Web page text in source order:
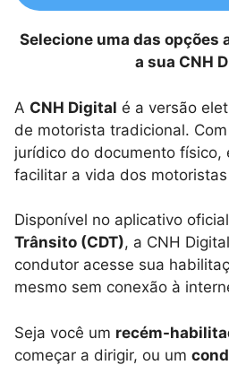
Selecione uma das opções
a sua CNH
A CNH Digital é a versão
de motorista tradicional.
jurídico do documento físico,
facilitar a vida dos
Disponível no aplicativo oficial
Trânsito (CDT), a CNH
condutor acesse sua
mesmo sem conexão à
Seja você um recém-
começar a dirigir, ou um